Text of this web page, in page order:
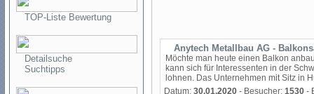
TOP-Liste Bewertung
Detailsuche
Suchtipps
Anytech Metallbau AG -
Möchte man heute einen Balkon
kann sich für Interessenten in der
lohnen. Das Unternehmen mit Sitz in
Datum: 30.01.2020 - Besucher: 1530 -